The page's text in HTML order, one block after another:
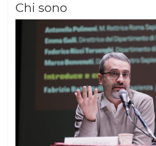
Chi sono